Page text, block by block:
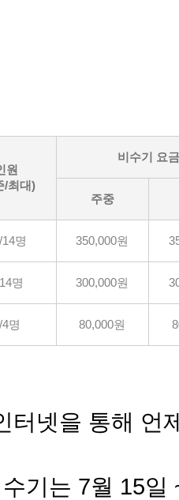
원
/최대)
비수기 요
주중
14명 350,000원
명 300,000원
4명 80,000원
터넷을 통해 언
기는 7월 15